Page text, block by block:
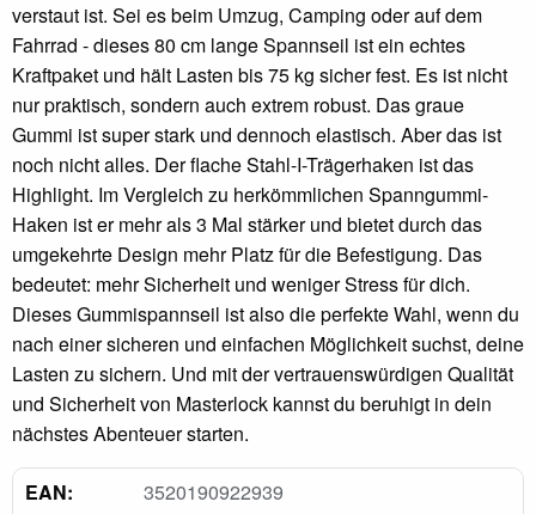
verstaut ist. Sei es beim Umzug, Camping oder auf dem
Fahrrad - dieses 80 cm lange Spannseil ist ein echtes
Kraftpaket und hält Lasten bis 75 kg sicher fest. Es ist nicht
nur praktisch, sondern auch extrem robust. Das graue
Gummi ist super stark und dennoch elastisch. Aber das ist
noch nicht alles. Der flache Stahl-I-Trägerhaken ist das
Highlight. Im Vergleich zu herkömmlichen Spanngummi-
Haken ist er mehr als 3 Mal stärker und bietet durch das
umgekehrte Design mehr Platz für die Befestigung. Das
bedeutet: mehr Sicherheit und weniger Stress für dich.
Dieses Gummispannseil ist also die perfekte Wahl, wenn du
nach einer sicheren und einfachen Möglichkeit suchst, deine
Lasten zu sichern. Und mit der vertrauenswürdigen Qualität
und Sicherheit von Masterlock kannst du beruhigt in dein
nächstes Abenteuer starten.
EAN:
3520190922939